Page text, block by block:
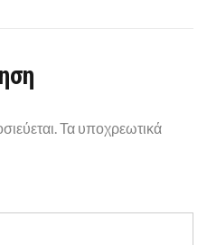
Τα υποχρεωτικά